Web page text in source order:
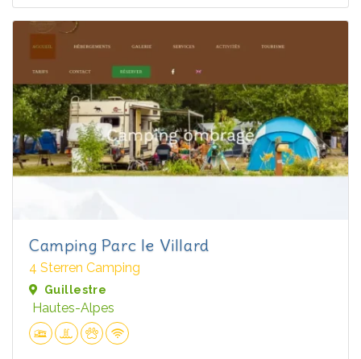
Camping Parc le Villard
4 Sterren Camping
Guillestre
Hautes-Alpes